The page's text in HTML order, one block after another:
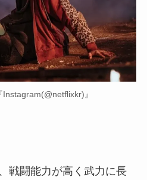
』
戦闘能力が高く武力に長